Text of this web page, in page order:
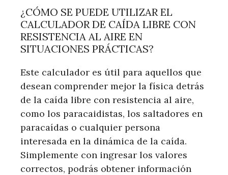
¿CÓMO SE PUEDE UTILIZAR EL
CALCULADOR DE CAÍDA LIBRE CON
RESISTENCIA AL AIRE EN
SITUACIONES PRÁCTICAS?
Este calculador es útil para aquellos que
desean comprender mejor la física detrás
de la caída libre con resistencia al aire,
como los paracaidistas, los saltadores en
paracaídas o cualquier persona
interesada en la dinámica de la caída.
Simplemente con ingresar los valores
correctos, podrás obtener información